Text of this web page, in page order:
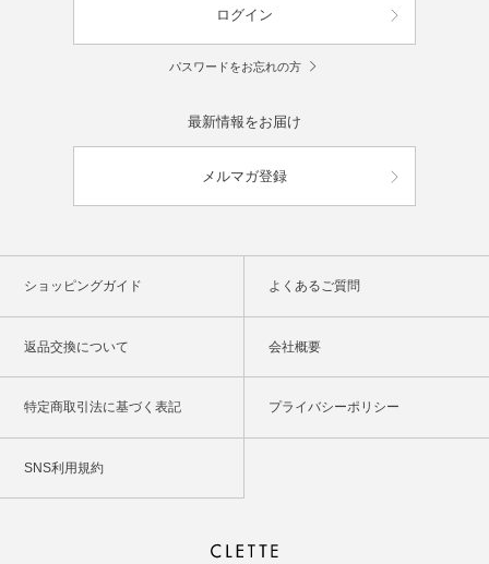
ログイン
パスワードをお忘れの方
最新情報をお届け
メルマガ登録
ショッピングガイド よくあるご質問
返品交換について 会社概要
特定商取引法に基づく表記 プライバシーポリシー
SNS利用規約